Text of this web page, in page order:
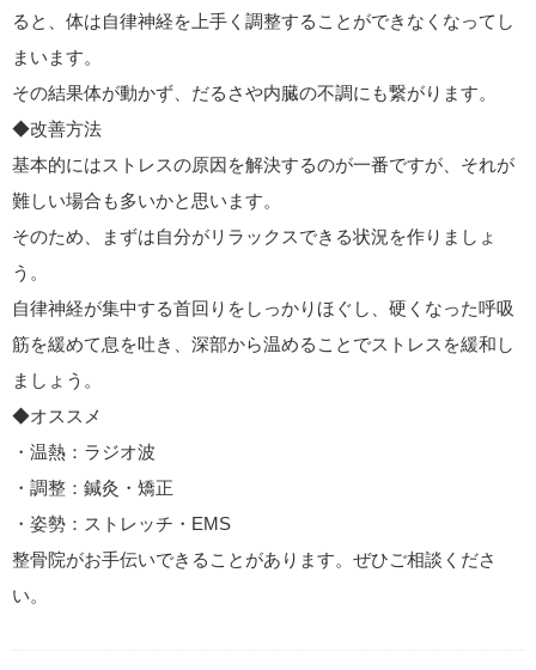
ると、体は自律神経を上手く調整することができなくなってし
まいます。
その結果体が動かず、だるさや内臓の不調にも繋がります。
◆改善方法
基本的にはストレスの原因を解決するのが一番ですが、それが
難しい場合も多いかと思います。
そのため、まずは自分がリラックスできる状況を作りましょ
う。
自律神経が集中する首回りをしっかりほぐし、硬くなった呼吸
筋を緩めて息を吐き、深部から温めることでストレスを緩和し
ましょう。
◆オススメ
・温熱：ラジオ波
・調整：鍼灸・矯正
・姿勢：ストレッチ・EMS
整骨院がお手伝いできることがあります。ぜひご相談くださ
い。